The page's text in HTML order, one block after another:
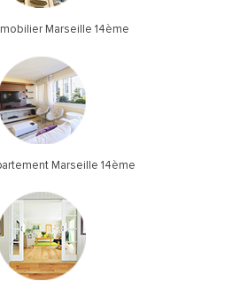
Marseille 14ème
Marseille 14ème